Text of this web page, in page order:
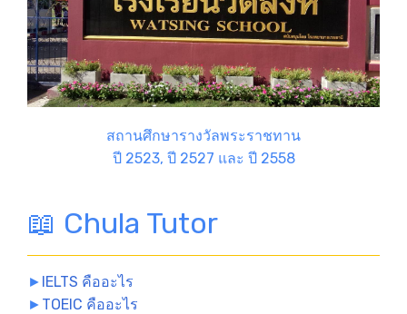
สถานศึกษารางวัลพระราชทาน
ปี 2523, ปี 2527 และ ปี 2558
📖 Chula Tutor
► IELTS คืออะไร
► TOEIC คืออะไร